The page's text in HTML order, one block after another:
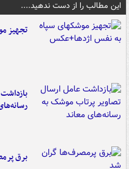
این مطالب را از دست ندهید....
تجهیز
برق